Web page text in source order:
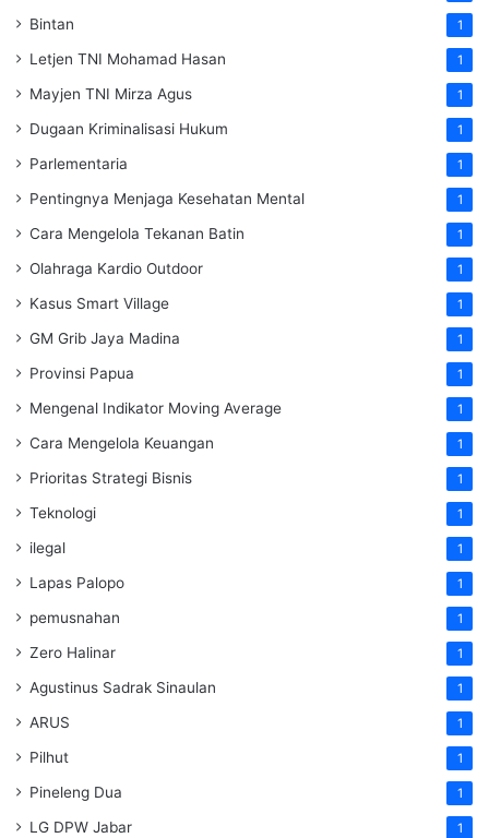
Bintan 1
Letjen TNI Mohamad Hasan 1
Mayjen TNI Mirza Agus 1
Dugaan Kriminalisasi Hukum 1
Parlementaria 1
Pentingnya Menjaga Kesehatan Mental 1
Cara Mengelola Tekanan Batin 1
Olahraga Kardio Outdoor 1
Kasus Smart Village 1
GM Grib Jaya Madina 1
Provinsi Papua 1
Mengenal Indikator Moving Average 1
Cara Mengelola Keuangan 1
Prioritas Strategi Bisnis 1
Teknologi 1
ilegal 1
Lapas Palopo 1
pemusnahan 1
Zero Halinar 1
Agustinus Sadrak Sinaulan 1
ARUS 1
Pilhut 1
Pineleng Dua 1
LG DPW Jabar 1